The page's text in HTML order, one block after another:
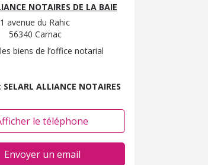
NOTAIRES DE LA BAIE
1 avenue du Rahic
56340 Carnac
biens de l’office notarial
SELARL ALLIANCE NOTAIRES
le téléphone
Envoyer un email